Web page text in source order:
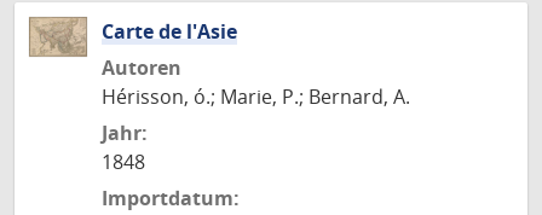
Carte de l'Asie
Autoren
Hérisson, ó.; Marie, P.; Bernard, A.
Jahr:
1848
Importdatum: